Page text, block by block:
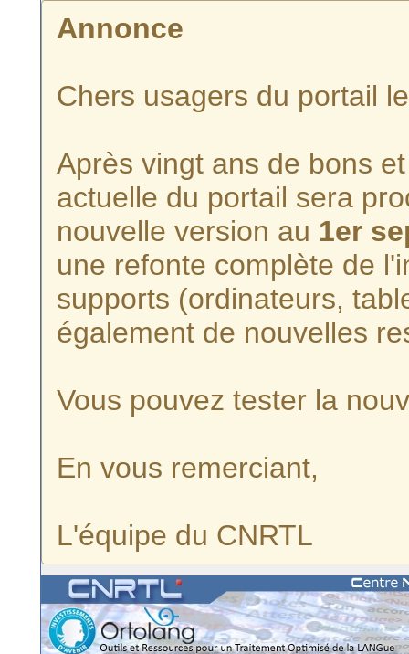
Annonce
Chers usagers du portail
Après vingt ans de bons
actuelle du portail sera
nouvelle version au 1er
une refonte complète de
supports (ordinateurs,
également de nouvelles
Vous pouvez tester la
En vous remerciant,
L'équipe du CNRTL